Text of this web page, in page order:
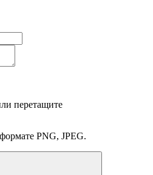
перетащите
PNG, JPEG.